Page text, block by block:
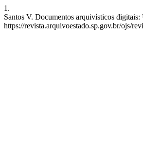
1.
Santos V. Documentos arquivísticos
https://revista.arquivoestado.sp.gov.br/ojs/